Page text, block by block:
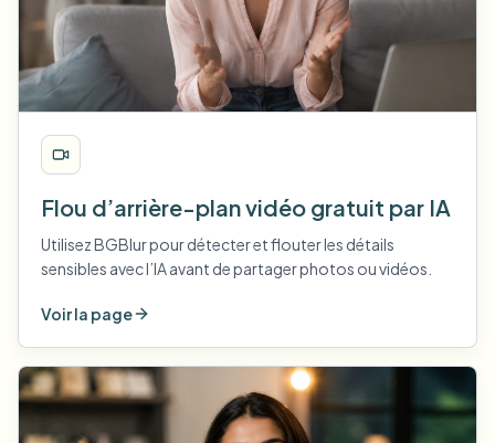
Flou d’arrière-plan vidéo gratuit par IA
Utilisez BGBlur pour détecter et flouter les détails
sensibles avec l’IA avant de partager photos ou vidéos.
Voir la page